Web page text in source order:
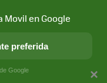
APLICACIONES
×
Movil en Google
preferida
Google